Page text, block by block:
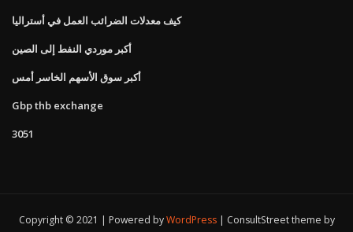
كيف معدلات الضرائب العمل في أستراليا
أكبر موردي النفط إلى الصين
أكبر سوق الأسهم الخاسر أمس
Gbp thb exchange
3051
Copyright © 2021 | Powered byWordPress
ConsultStreet theme by